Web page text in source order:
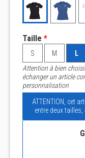
Taille *
S M L
Attention à bien
échanger un article
personnalisation
ATTENTION, cet
entre deux